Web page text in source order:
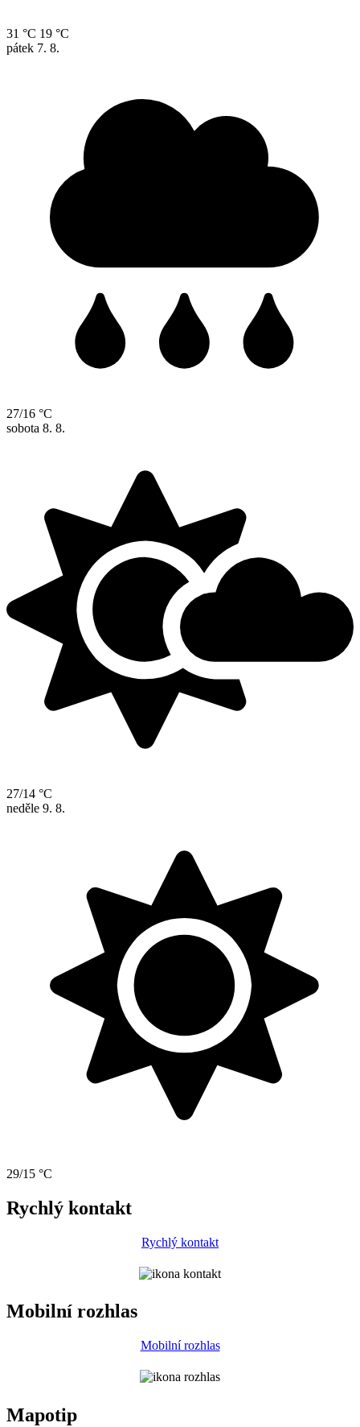
31 °C 19 °C
pátek 7. 8.
27/16 °C
sobota 8. 8.
27/14 °C
neděle 9. 8.
29/15 °C
Rychlý kontakt
Rychlý kontakt
Mobilní rozhlas
Mobilní rozhlas
Mapotip